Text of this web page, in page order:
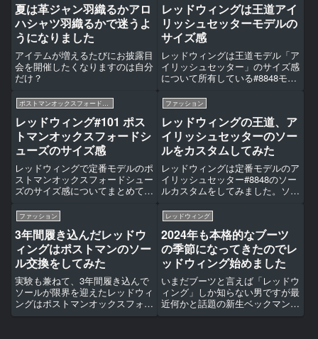
夏は革ジャン羽織るかアロ
ハシャツ羽織るかで迷うよ
うになりました
アイテムが増えるたびにお披露目
会を開催したくなりますのは自分
だけ？
レッドウィングは王道アイ
リッシュセッターモデルの
サイズ感
レッドウィングは王道モデル「ア
イリッシュセッター」のサイズ感
について所有している#8848モデ
になれば幸いです＊
ポストマンオックスフォードシューズ #101
レッドウィング#101 ポス
トマンオックスフォードシ
ューズのサイズ感
レッドウィングで定番モデルのポ
ストマンオックスフォードシュー
ズのサイズ感についてまとめてみ
うぞ＊
ファッション
レッドウィングの王道、ア
イリッシュセッターのソー
ルをカスタムしてみた
レッドウィングは定番モデルのア
イリッシュセッター#8848のソー
ルカスタムをしてみました。ソー
います。
ファッション
3年間履き込んだレッドウ
ィングはポストマンのソー
ル交換をしてみた
実験も兼ねて、3年間履き込んで
ソールが限界を迎えたレッドウィ
ングはポストマンオックスフォー
ドシューズのソール交換を依頼し
レッドウィング
2024年も本格的なブーツ
の季節になってきたのでレ
ッドウィング始めました
いまだブーツと言えば「レッドウ
ィング」しか知らない男ですが最
近何かと話題の新生ベックマンに
触発されたので持っているレッド